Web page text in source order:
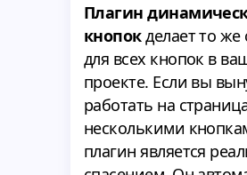
Плагин
кнопокделает то же
для всех кнопок в
проекте. Если вы
работать на
несколькими
плагин является